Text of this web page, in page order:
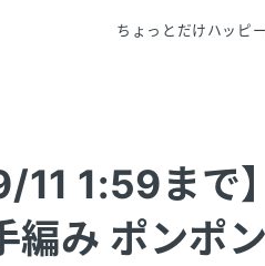
ちょっとだけハッピ
11 1:59まで
み ポンポ